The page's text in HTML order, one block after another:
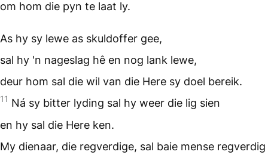
om hom die pyn te laat ly.
As hy sy lewe as skuldoffer gee,
sal hy 'n nageslag hê en nog lank lewe,
deur hom sal die wil van die Here sy doel bereik.
11 Ná sy bitter lyding sal hy weer die lig sien
en hy sal die Here ken.
My dienaar, die regverdige, sal baie mense regverdig